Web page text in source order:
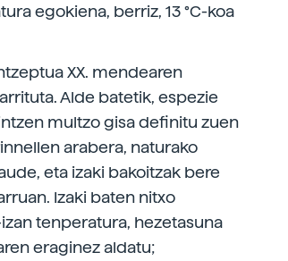
egokiena, berriz, 13 °C-koa
XX. mendearen
Alde batetik, espezie
multzo gisa definitu zuen
arabera, naturako
eta izaki bakoitzak bere
Izaki baten nitxo
tenperatura, hezetasuna
eraginez aldatu;